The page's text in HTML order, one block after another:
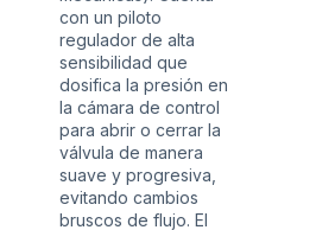
con un piloto
regulador de alta
sensibilidad que
dosifica la presión en
la cámara de control
para abrir o cerrar la
válvula de manera
suave y progresiva,
evitando cambios
bruscos de flujo. El